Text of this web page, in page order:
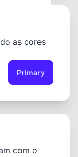
as cores
Primary
com o